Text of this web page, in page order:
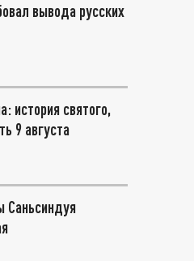
вывода русских
история святого,
9 августа
Саньсиндуя